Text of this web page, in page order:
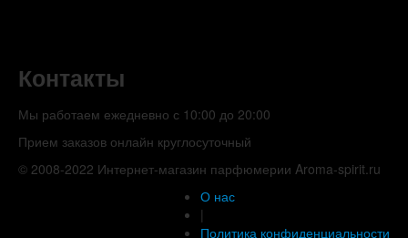
Контакты
Мы работаем ежедневно с 10:00 до 20:00
Прием заказов онлайн круглосуточный
© 2008-2022 Интернет-магазин парфюмерии Aroma-spirit.ru
О нас
|
Политика конфиденциальности